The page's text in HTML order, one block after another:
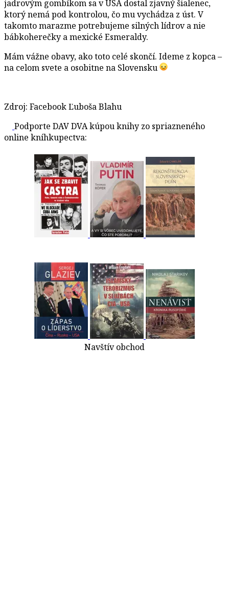
jadrovým gombíkom sa v USA dostal zjavný šialenec,
ktorý nemá pod kontrolou, čo mu vychádza z úst. V
takomto marazme potrebujeme silných lídrov a nie
bábkoherečky a mexické Esmeraldy.
Mám vážne obavy, ako toto celé skončí. Ideme z kopca –
na celom svete a osobitne na Slovensku
Zdroj: Facebook Ľuboša Blahu
Podporte DAV DVA kúpou knihy zo spriazneného
online kníhkupectva:
Navštív obchod